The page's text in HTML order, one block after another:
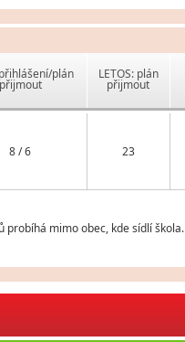
plán
přijmout
LETOS: plán
přijmout
8 / 6 23
probíhá mimo obec, kde sídlí škola.